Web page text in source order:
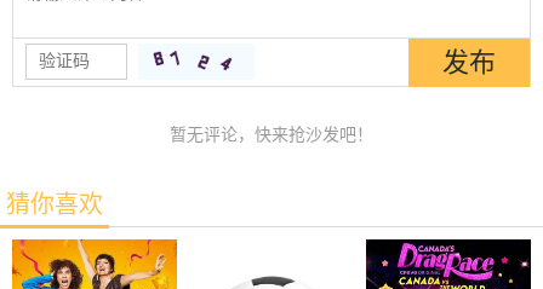
暂无评论，快来抢沙发吧！
猜你喜欢